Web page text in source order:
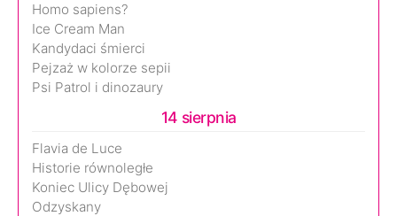
Homo sapiens?
Ice Cream Man
Kandydaci śmierci
Pejzaż w kolorze sepii
Psi Patrol i dinozaury
14 sierpnia
Flavia de Luce
Historie równoległe
Koniec Ulicy Dębowej
Odzyskany